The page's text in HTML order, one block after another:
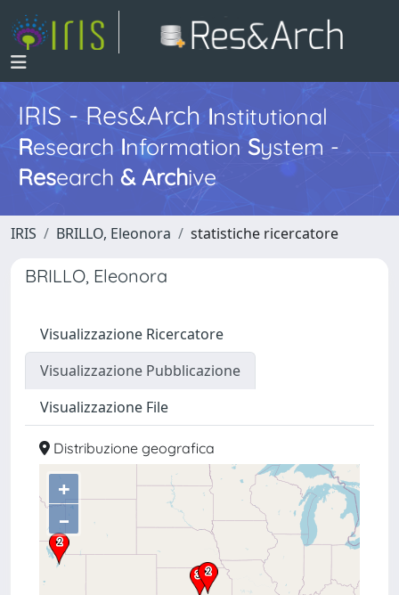
IRIS - Res&ArchInstitutional
Research InformationSystem -
Research & Archive
IRIS BRILLO, Eleonora statistiche ricercatore
BRILLO, Eleonora
Visualizzazione Ricercatore
Visualizzazione Pubblicazione
Visualizzazione File
Distribuzione geografica
+
–